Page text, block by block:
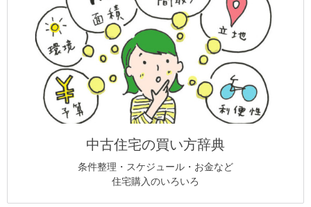
中古住宅の買い方辞典
条件整理・スケジュール・お金など
住宅購入のいろいろ